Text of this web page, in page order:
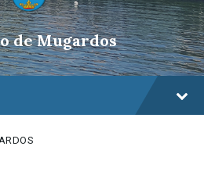
de Mugardos